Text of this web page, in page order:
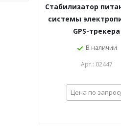
Стабилизатор
системы
GPS-трекера
В наличии
Арт.: 02447
Цена по